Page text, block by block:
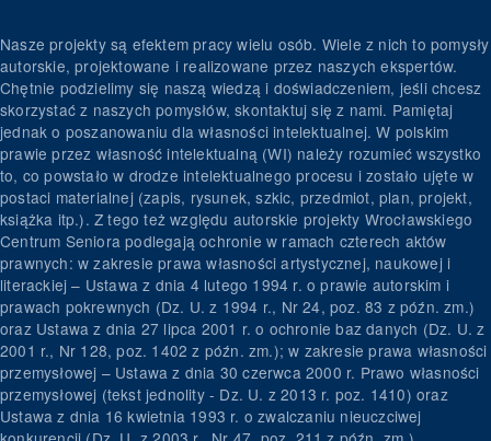
Nasze projekty są efektem pracy wielu osób. Wiele z nich to pomysły
autorskie, projektowane i realizowane przez naszych ekspertów.
Chętnie podzielimy się naszą wiedzą i doświadczeniem, jeśli chcesz
skorzystać z naszych pomysłów, skontaktuj się z nami. Pamiętaj
jednak o poszanowaniu dla własności intelektualnej. W polskim
prawie przez własność intelektualną (WI) należy rozumieć wszystko
to, co powstało w drodze intelektualnego procesu i zostało ujęte w
postaci materialnej (zapis, rysunek, szkic, przedmiot, plan, projekt,
książka itp.). Z tego też względu autorskie projekty Wrocławskiego
Centrum Seniora podlegają ochronie w ramach czterech aktów
prawnych: w zakresie prawa własności artystycznej, naukowej i
literackiej – Ustawa z dnia 4 lutego 1994 r. o prawie autorskim i
prawach pokrewnych (Dz. U. z 1994 r., Nr 24, poz. 83 z późn. zm.)
oraz Ustawa z dnia 27 lipca 2001 r. o ochronie baz danych (Dz. U. z
2001 r., Nr 128, poz. 1402 z późn. zm.); w zakresie prawa własności
przemysłowej – Ustawa z dnia 30 czerwca 2000 r. Prawo własności
przemysłowej (tekst jednolity - Dz. U. z 2013 r. poz. 1410) oraz
Ustawa z dnia 16 kwietnia 1993 r. o zwalczaniu nieuczciwej